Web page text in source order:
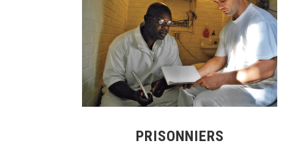
PRISONNIERS